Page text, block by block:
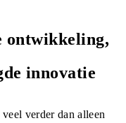
ontwikkeling,
innovatie
verder dan alleen